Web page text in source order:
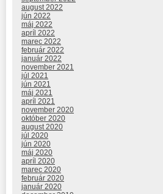
august 2022
jún 2022
máj 2022
apríl 2022
marec 2022
február 2022
január 2022
november 2021
júl 2021
jún 2021
máj 2021
apríl 2021
november 2020
október 2020
august 2020
júl 2020
jún 2020
máj 2020
apríl 2020
marec 2020
február 2020
január 2020